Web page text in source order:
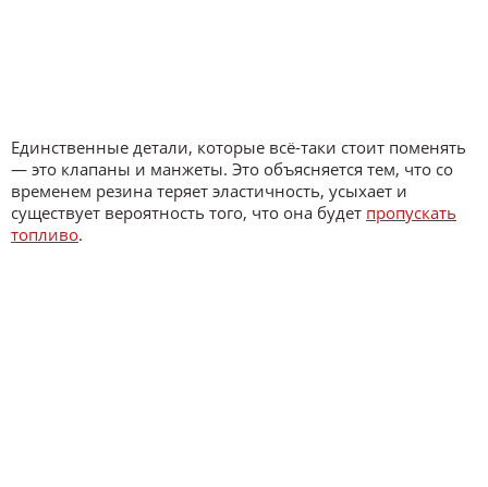
Единственные детали, которые всё-таки стоит поменять
— это клапаны и манжеты. Это объясняется тем, что со
временем резина теряет эластичность, усыхает и
существует вероятность того, что она будет пропускать
топливо.